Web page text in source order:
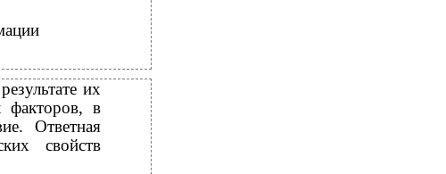
их
факторов, в
Ответная
свойств